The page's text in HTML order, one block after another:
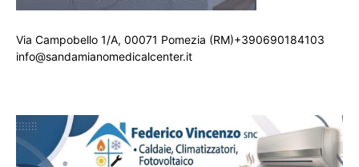
Via Campobello 1/A, 00071 Pomezia (RM)+390690184103
info@sandamianomedicalcenter.it